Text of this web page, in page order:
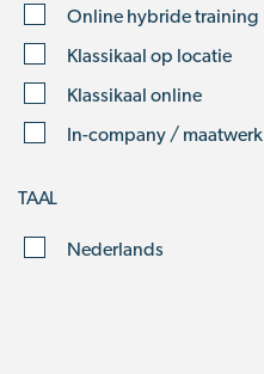
Online hybride training
Klassikaal op locatie
Klassikaal online
In-company / maatwerk
TAAL
Nederlands